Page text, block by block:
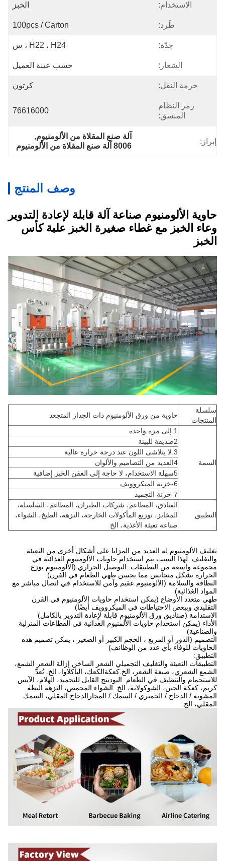
الاستخدام: الخبز
طَرد: 100pcs / Carton
حِدّة: H22 ، H24 ، س
الشعار: حسب عينة العميل
حزمة النقل: كرتون
رمز النظام
المنسق:
76616000
إبراز:
آلة صنع المقلاة من الألومنيوم,
8006 آلة صنع المقلاة من الألومنيوم
وصف المنتج
حاوية الألومنيوم صناعة آلة قابلة لإعادة التدوير
وعاء الخبز مع غطاء صغيرة الخبز علبة كأس
الخبز
سلسلة
المنتجات
حاوية من ورق الألومنيوم ذات الجدار المتجعد
السمة
4العديد من التصاميم والألوان
5سهلة الاستخدام، لا حاجة إلى العفن الخبز إضافية
التطبيق
الفنادق، المطاعم، شركات الطيران، المطاعم، السلسلة،
المخابز، توزيع المأكولات الخارجة، النزهة، الطبخ، الشواء،
صناعة تعبئة الأغذية، الخ
تغليف الألومنيوم له العديد من المزايا على أشكال أخرى من التعبئة
والتغليف. لهذا السبب يتم استخدام حاويات الألومنيوم الغذائية في
مجموعة واسعة من التطبيقات.:التوصيل الحراري (الألومنيوم يوزع
الحرارة بشكل متجانس مما يحسن طهي الطعام في الفرن)
النظافة والسلامة (الألومنيوم عقيم وآمن للاستخدام في اتصال مباشر مع
المواد الغذائية)
طهي متعدد الأوضاع (يمكن استخدام حاويات الألومنيوم في الفرن
التقليدي وببعض الاحتياطات في الميكروويف أيضًا)
الاستدامة (صناديق ورق الألومنيوم قابلة لإعادة التدوير بالكامل)
الأداء (يمكن استخدام حاويات الألمنيوم الغذائية في القطاعات المنزلية
والصناعية)
التصميم (الدور أو المربع ، الحجم الكبير أو الصغير ، يمكن تصميم هذه
الحاويات للوفاء بأي عدد من الوظائف)
التطبيق:
التطبيقات التعبئة والتغليف التجميلي الشعر الساخن إزالة الشعر الشمع،
الشمع الشعري، صبغة الشعر، الخ.كعكةالكعك، الباكلاوا، الخ. تُعدّ
للاستحمام والتنظيف في الطعام. البودينج القابل للتجميد، الهلام، الآيس
كريم، كعكة الجبن، الشوكولاتة، الخ. الشواء المحمص، النزهة.البطة
المشوية / الدجاج / الجمبري / السمك / المحارالدجاج المقلي، السمك
المقلي، الخ.